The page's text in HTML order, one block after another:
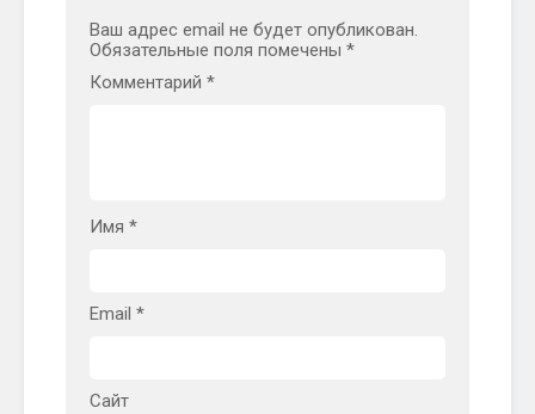
Ваш адрес email не будет опубликован.
Обязательные поля помечены *
Комментарий *
Имя *
Email *
Сайт